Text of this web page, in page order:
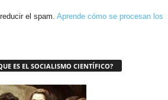
el spam. Aprende cómo se procesan los
ES EL SOCIALISMO CIENTÍFICO?